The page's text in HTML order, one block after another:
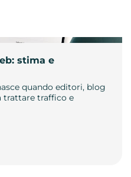
stima e
quando editori, blog
trattare traffico e